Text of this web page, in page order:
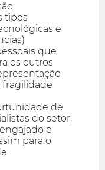
tipos
e
que
os outros
fragilidade
de
do setor,
e
para o